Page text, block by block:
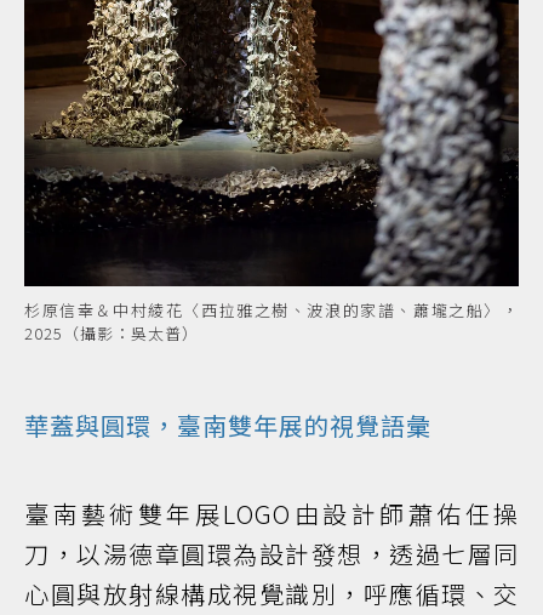
杉原信幸＆中村綾花〈西拉雅之樹、波浪的家譜、蕭壠之船〉，
2025（攝影：吳太普）
華蓋與圓環，臺南雙年展的視覺語彙
臺南藝術雙年展LOGO由設計師蕭佑任操
刀，以湯德章圓環為設計發想，透過七層同
心圓與放射線構成視覺識別，呼應循環、交